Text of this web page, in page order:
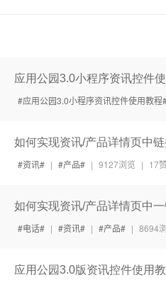
应用公园3.0小程序资讯控件
应用公园3.0小程序资讯控件使用教程
如何实现资讯/产品详情页中
资讯
| 产品 | 9127浏览 | 17
如何实现资讯/产品详情页中
电话
| 资讯 | 产品 | 8694
应用公园3.0版资讯控件使用